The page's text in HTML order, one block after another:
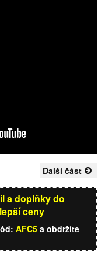
Další část
a doplňky do
ceny
AFC5 a obdržíte